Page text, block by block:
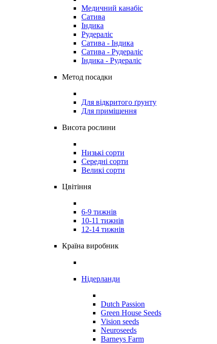
Медичний канабіс
Сатива
Індика
Рудераліс
Сатива - Індика
Сатива - Рудераліс
Індика - Рудераліс
Метод посадки
Для відкритого ґрунту
Для приміщення
Висота рослини
Низькі сорти
Середні сорти
Великі сорти
Цвітіння
6-9 тижнів
10-11 тижнів
12-14 тижнів
Країна виробник
Нідерланди
Dutch Passion
Green House Seeds
Vision seeds
Neuroseeds
Barneys Farm